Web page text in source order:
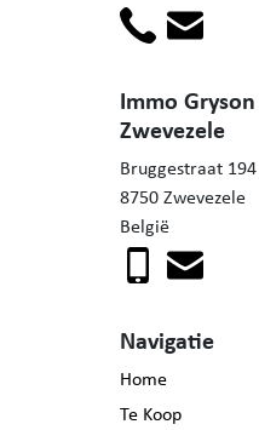
Immo Gryson
Zwevezele
Bruggestraat 194
8750 Zwevezele
België
Navigatie
Home
Te Koop